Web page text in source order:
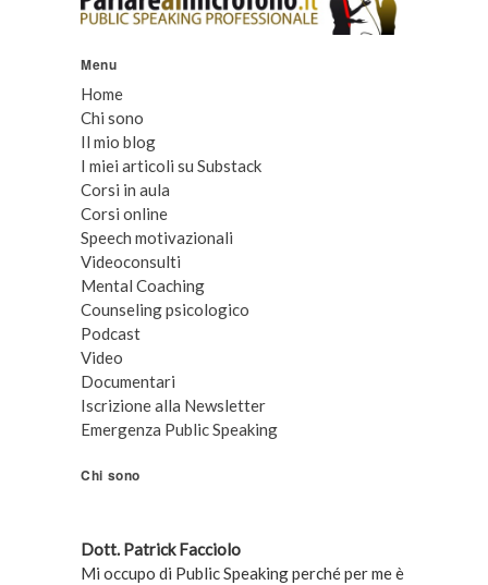
Menu
Home
Chi sono
Il mio blog
I miei articoli su Substack
Corsi in aula
Corsi online
Speech motivazionali
Videoconsulti
Mental Coaching
Counseling psicologico
Podcast
Video
Documentari
Iscrizione alla Newsletter
Emergenza Public Speaking
Chi sono
Dott. Patrick Facciolo
Mi occupo di Public Speaking perché per me è